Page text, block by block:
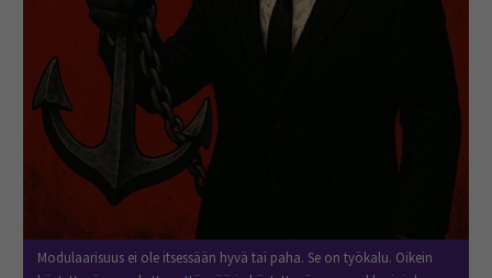
Modulaarisuus ei ole itsessään hyvä tai paha. Se on työkalu. Oikein